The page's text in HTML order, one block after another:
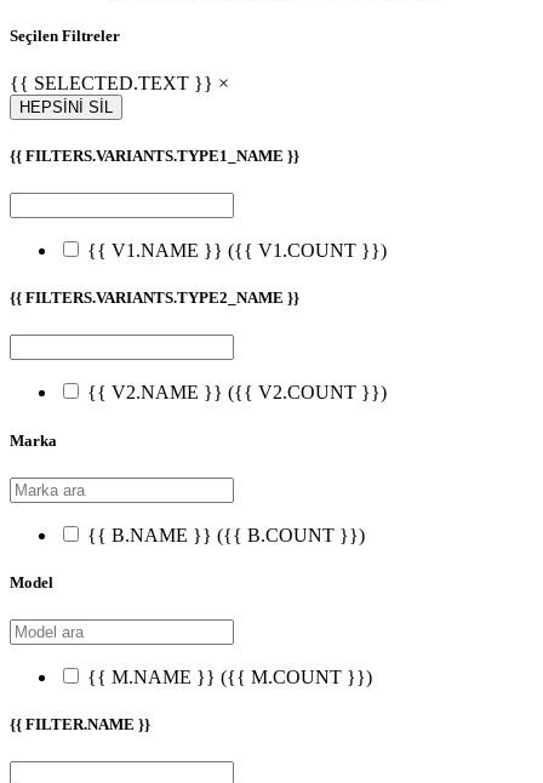
Seçilen Filtreler
{{ SELECTED.TEXT }} ×
HEPSİNİ SİL
{{ FILTERS.VARIANTS.TYPE1_NAME }}
{{ V1.NAME }} ({{ V1.COUNT }})
{{ FILTERS.VARIANTS.TYPE2_NAME }}
{{ V2.NAME }} ({{ V2.COUNT }})
Marka
{{ B.NAME }} ({{ B.COUNT }})
Model
{{ M.NAME }} ({{ M.COUNT }})
{{ FILTER.NAME }}